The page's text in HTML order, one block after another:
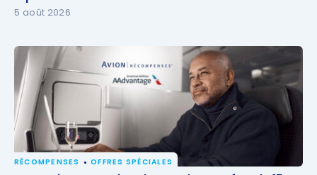
5 août 2026
RÉCOMPENSES OFFRES SPÉCIALES